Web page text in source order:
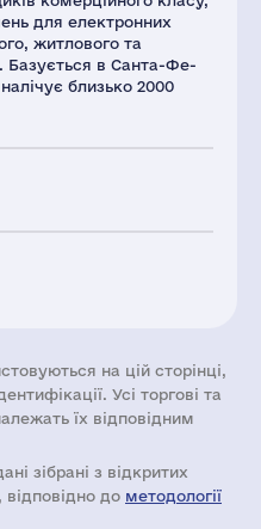
для електронних
житлового та
Базується в Санта-Фе-
близько 2000
на цій сторінці,
Усі торгові та
їх відповідним
зібрані з відкритих
відповідно до методології